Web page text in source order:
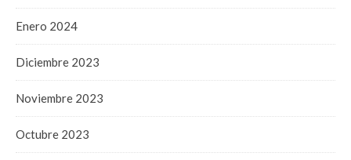
Enero 2024
Diciembre 2023
Noviembre 2023
Octubre 2023